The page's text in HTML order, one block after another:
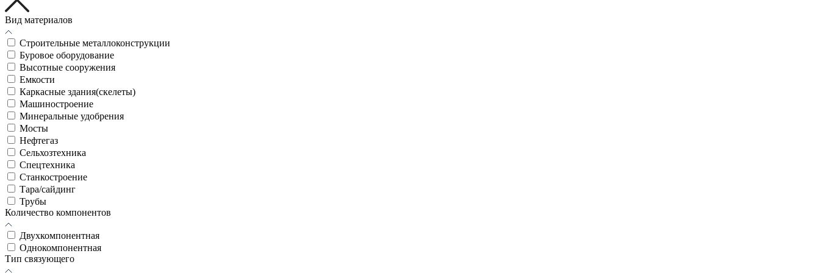
Вид материалов
Cтроительные металлоконструкции
Буровое оборудование
Высотные сооружения
Емкости
Каркасные здания(скелеты)
Машиностроение
Минеральные удобрения
Мосты
Нефтегаз
Сельхозтехника
Спецтехника
Станкостроение
Тара/сайдинг
Трубы
Количество компонентов
Двухкомпонентная
Однокомпонентная
Тип связующего